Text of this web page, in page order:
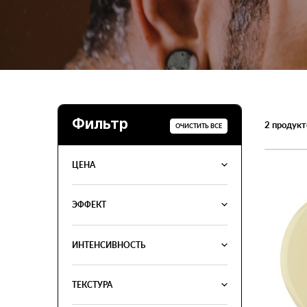
Фильтр
ЦЕНА
ЭФФЕКТ
ИНТЕНСИВНОСТЬ
ТЕКСТУРА
ОЧИСТИТЬ ВСЕ 2